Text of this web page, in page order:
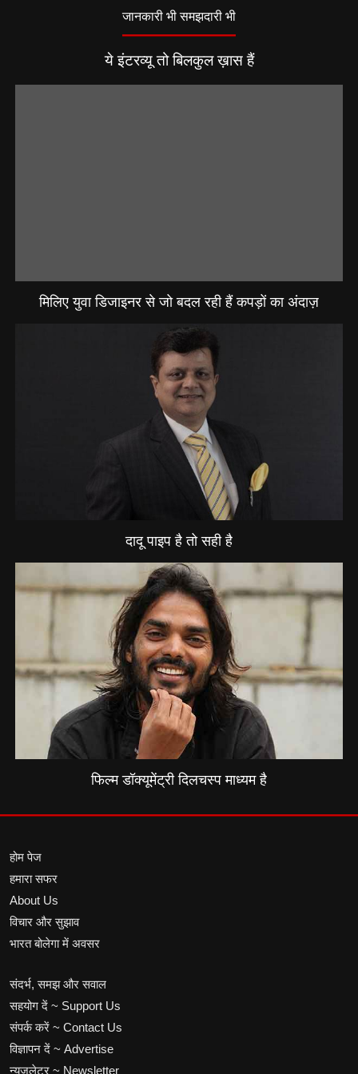
जानकारी भी समझदारी भी
ये इंटरव्यू तो बिलकुल ख़ास हैं
मिलिए युवा डिजाइनर से जो बदल रही हैं कपड़ों का अंदाज़
दादू पाइप है तो सही है
फिल्म डॉक्यूमेंट्री दिलचस्प माध्यम है
होम पेज
हमारा सफर
About Us
विचार और सुझाव
भारत बोलेगा में अवसर
संदर्भ, समझ और सवाल
सहयोग दें ~ Support Us
संपर्क करें ~ Contact Us
विज्ञापन दें ~ Advertise
न्यूज़लेटर ~ Newsletter